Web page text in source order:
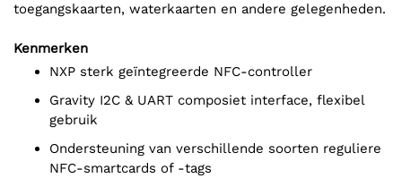
toegangskaarten, waterkaarten en andere gelegenheden.
Kenmerken
NXP sterk geïntegreerde NFC-controller
Gravity I2C & UART composiet interface, flexibel
gebruik
Ondersteuning van verschillende soorten reguliere
NFC-smartcards of -tags